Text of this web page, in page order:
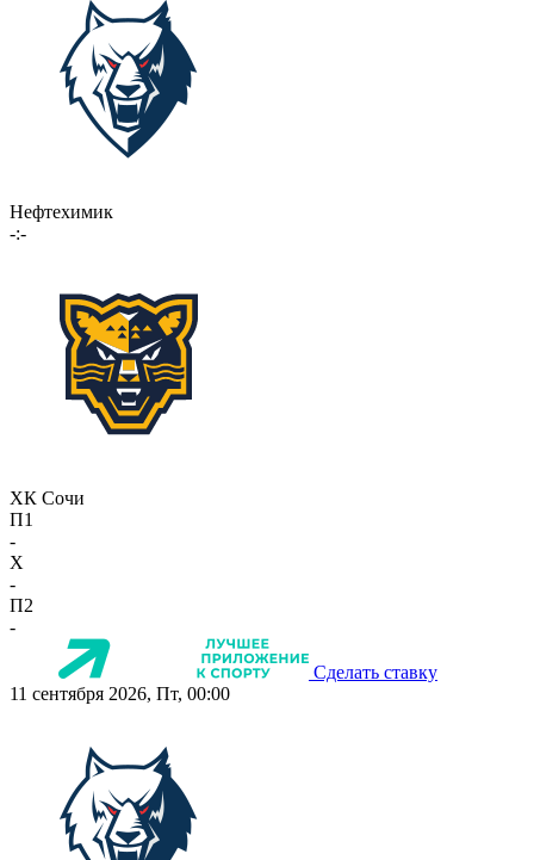
Нефтехимик
-:-
ХК Сочи
П1
-
X
-
П2
-
Сделать ставку
11 сентября 2026, Пт, 00:00